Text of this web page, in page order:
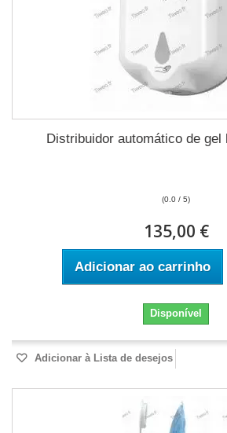
Distribuidor automático de gel
(0.0 / 5)
135,00 €
Adicionar ao carrinho
Disponível
Adicionar à Lista de desejos